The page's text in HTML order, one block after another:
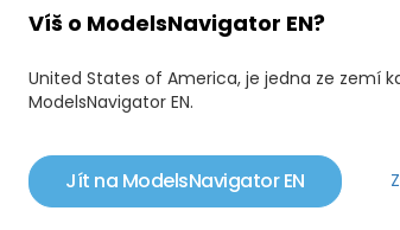
WRINKLE ROCKS XL „SEISER
ALM“
Na objednávku
Víš o ModelsNavigator EN?
United States of America, je jedna ze zemí
ModelsNavigator EN.
Jít na ModelsNavigator EN